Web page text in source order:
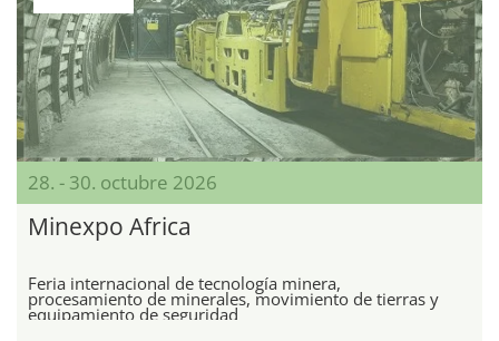
28. - 30. octubre 2026
Minexpo Africa
Feria internacional de tecnología minera,
procesamiento de minerales, movimiento de tierras y
equipamiento de seguridad